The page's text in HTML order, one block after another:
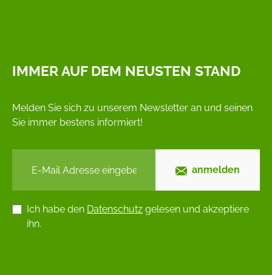
IMMER AUF DEM NEUSTEN STAND
Melden Sie sich zu unserem Newsletter an und seinen
Sie immer bestens informiert!
anmelden
Ich habe den Datenschutz gelesen und akzeptiere
ihn.